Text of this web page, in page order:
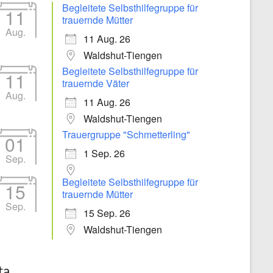
11
Aug.
Begleitete Selbsthilfegruppe für
trauernde Mütter
11 Aug. 26
Waldshut-Tiengen
11
Aug.
Begleitete Selbsthilfegruppe für
trauernde Väter
11 Aug. 26
Waldshut-Tiengen
01
Sep.
Trauergruppe "Schmetterling"
1 Sep. 26
15
Sep.
Begleitete Selbsthilfegruppe für
trauernde Mütter
15 Sep. 26
Waldshut-Tiengen